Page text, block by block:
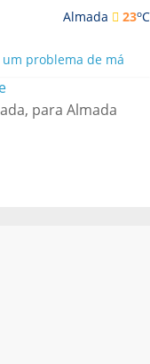
Almada 23oC
problema de má
Amarela
cultural entre
final de Agosto
para Almada